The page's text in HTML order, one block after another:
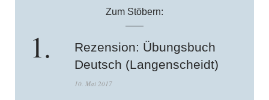
Zum Stöbern:
Rezension: Übungsbuch
Deutsch (Langenscheidt)
10. Mai 2017